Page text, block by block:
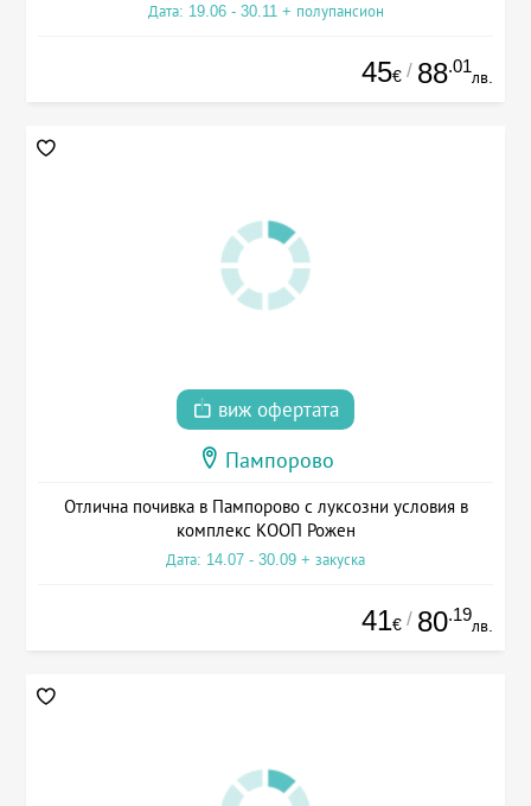
Дата: 19.06 - 30.11 + полупансион
45€ / 88.01
лв.
виж офертата
Пампорово
Отлична почивка в Пампорово с луксозни условия в
комплекс КООП Рожен
Дата: 14.07 - 30.09 + закуска
41€ / 80.19
лв.